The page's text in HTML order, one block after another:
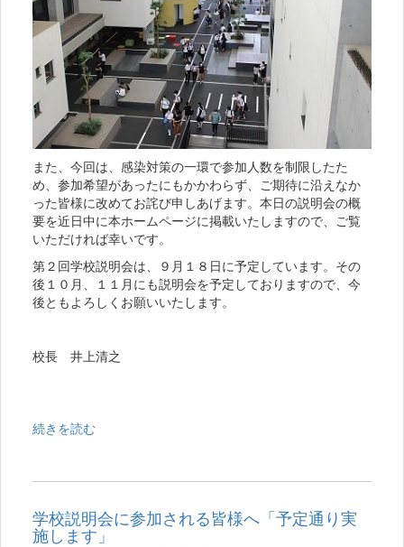
また、今回は、感染対策の一環で参加人数を制限したた
め、参加希望があったにもかかわらず、ご期待に沿えなか
った皆様に改めてお詫び申しあげます。本日の説明会の概
要を近日中に本ホームページに掲載いたしますので、ご覧
いただければ幸いです。
第２回学校説明会は、９月１８日に予定しています。その
後１０月、１１月にも説明会を予定しておりますので、今
後ともよろしくお願いいたします。
校長 井上清之
続きを読む
学校説明会に参加される皆様へ「予定通り実
施します」